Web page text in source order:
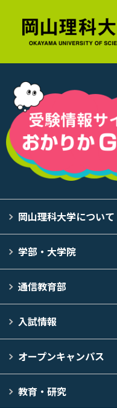
岡山理科大学について
学部・大学院
通信教育部
入試情報
オープンキャンパス
教育・研究